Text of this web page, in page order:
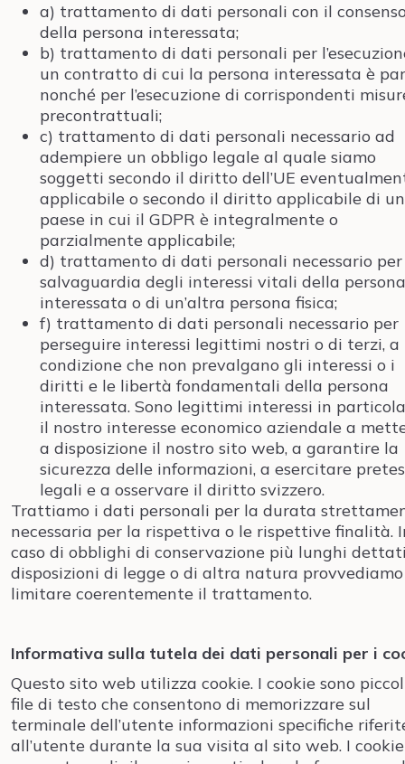
a) trattamento di dati personali con il
della persona interessata;
b) trattamento di dati personali per
un contratto di cui la persona interessata è
nonché per l’esecuzione di corrispondenti
precontrattuali;
c) trattamento di dati personali necessario ad
adempiere un obbligo legale al quale siamo
soggetti secondo il diritto dell’UE
applicabile o secondo il diritto applicabile di un
paese in cui il GDPR è integralmente o
parzialmente applicabile;
d) trattamento di dati personali necessario
salvaguardia degli interessi vitali della persona
interessata o di un’altra persona fisica;
f) trattamento di dati personali necessario per
perseguire interessi legittimi nostri o di terzi, a
condizione che non prevalgano gli interessi o i
diritti e le libertà fondamentali della persona
interessata. Sono legittimi interessi in
il nostro interesse economico aziendale a
a disposizione il nostro sito web, a garantire la
sicurezza delle informazioni, a esercitare
legali e a osservare il diritto svizzero.
Trattiamo i dati personali per la durata
necessaria per la rispettiva o le rispettive finalità.
caso di obblighi di conservazione più lunghi
disposizioni di legge o di altra natura
limitare coerentemente il trattamento.
Informativa sulla tutela dei dati personali per i
Questo sito web utilizza cookie. I cookie sono
file di testo che consentono di memorizzare sul
terminale dell’utente informazioni specifiche
all’utente durante la sua visita al sito web. I cookie